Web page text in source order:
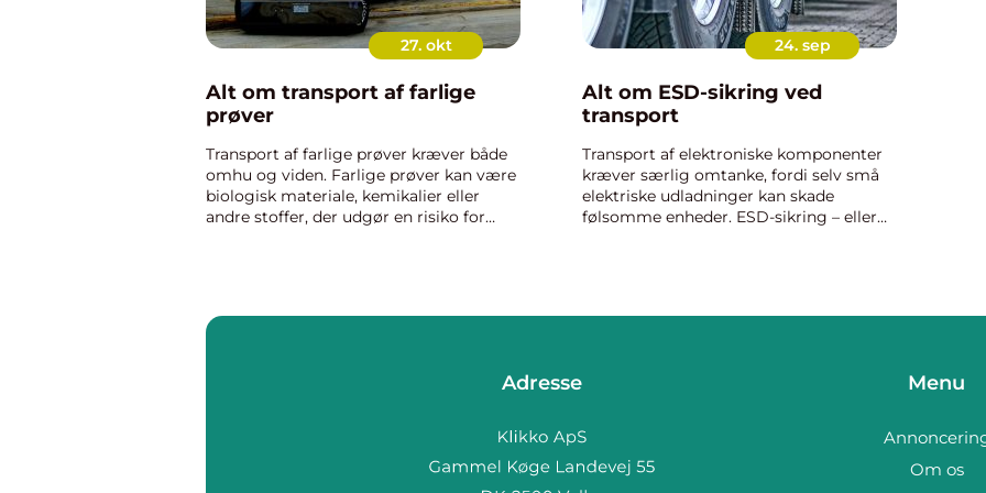
27. okt
Alt om transport af farlige
prøver
Transport af farlige prøver kræver både
omhu og viden. Farlige prøver kan være
biologisk materiale, kemikalier eller
andre stoffer, der udgør en risiko for
24. sep
Alt om ESD-sikring ved
transport
Transport af elektroniske komponenter
kræver særlig omtanke, fordi selv små
elektriske udladninger kan skade
følsomme enheder. ESD-sikring – eller
Adresse Menu
Om os